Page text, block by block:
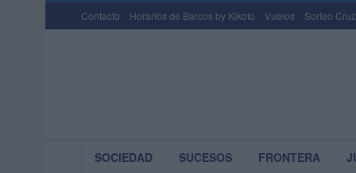
Contacto Horarios de Barcos by Kikoto Vuelos Sorteo
SOCIEDAD SUCESOS FRONTERA